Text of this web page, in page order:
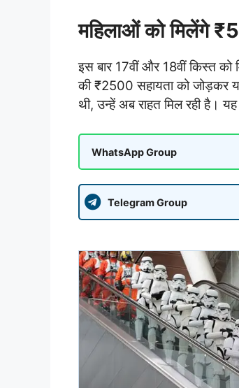
महिलाओं को मिलेंगे
इस बार 17वीं और 18वीं किस्त
की ₹2500 सहायता को जोड़कर
थी, उन्हें अब राहत मिल रही है।
WhatsApp Group
Telegram Group